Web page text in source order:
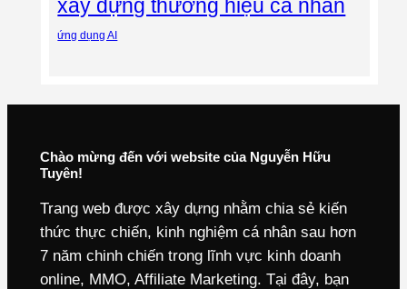
xây dựng thương hiệu cá nhân
ứng dụng AI
Chào mừng đến với website của Nguyễn Hữu
Tuyên!
Trang web được xây dựng nhằm chia sẻ kiến
thức thực chiến, kinh nghiệm cá nhân sau hơn
7 năm chinh chiến trong lĩnh vực kinh doanh
online, MMO, Affiliate Marketing. Tại đây, bạn